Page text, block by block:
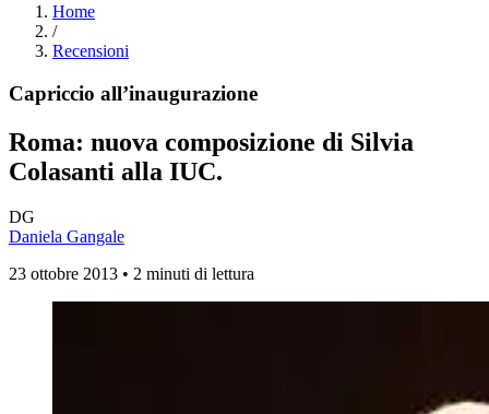
Home
/
Recensioni
Capriccio all’inaugurazione
Roma: nuova composizione di Silvia
Colasanti alla IUC.
DG
Daniela Gangale
23 ottobre 2013 • 2 minuti di lettura